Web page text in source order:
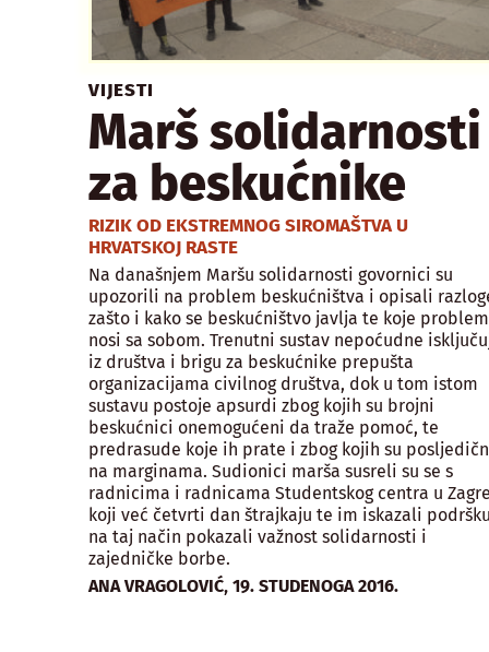
VIJESTI
Marš solidarnosti
za beskućnike
RIZIK OD EKSTREMNOG SIROMAŠTVA U
HRVATSKOJ RASTE
Na današnjem Maršu solidarnosti govornici su
upozorili na problem beskućništva i opisali
zašto i kako se beskućništvo javlja te koje
nosi sa sobom. Trenutni sustav nepoćudne
iz društva i brigu za beskućnike prepušta
organizacijama civilnog društva, dok u tom istom
sustavu postoje apsurdi zbog kojih su brojni
beskućnici onemogućeni da traže pomoć, te
predrasude koje ih prate i zbog kojih su
na marginama. Sudionici marša susreli su se s
radnicima i radnicama Studentskog centra u
koji već četvrti dan štrajkaju te im iskazali
na taj način pokazali važnost solidarnosti i
zajedničke borbe.
ANA VRAGOLOVIĆ, 19. STUDENOGA 2016.